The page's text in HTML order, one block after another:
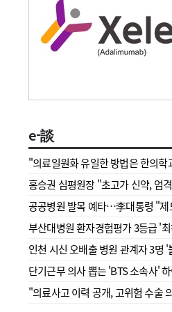
e-談
"의료일원화 유일한 방법은 한의학
홍승권 심평원장 " 초고가 신약, 엄
공공병원 발목 예타…李대통령 "제
부산대병원 환자경험평가 3등급 '
인천 시신 오배출 병원 관계자 3명 '
단기근무 의사 뽑는 'BTS 소속사'
"의료사고 이력 공개, 고위험 수술